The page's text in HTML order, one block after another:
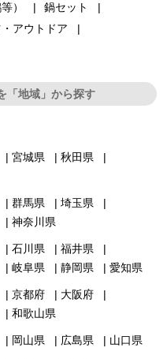
）
鍋セット
アウトドア
「地域」から探す
宮城県
秋田県
群馬県
埼玉県
神奈川県
石川県
福井県
岐阜県 静岡県 愛知県
京都府
大阪府
和歌山県
岡山県 広島県 山口県